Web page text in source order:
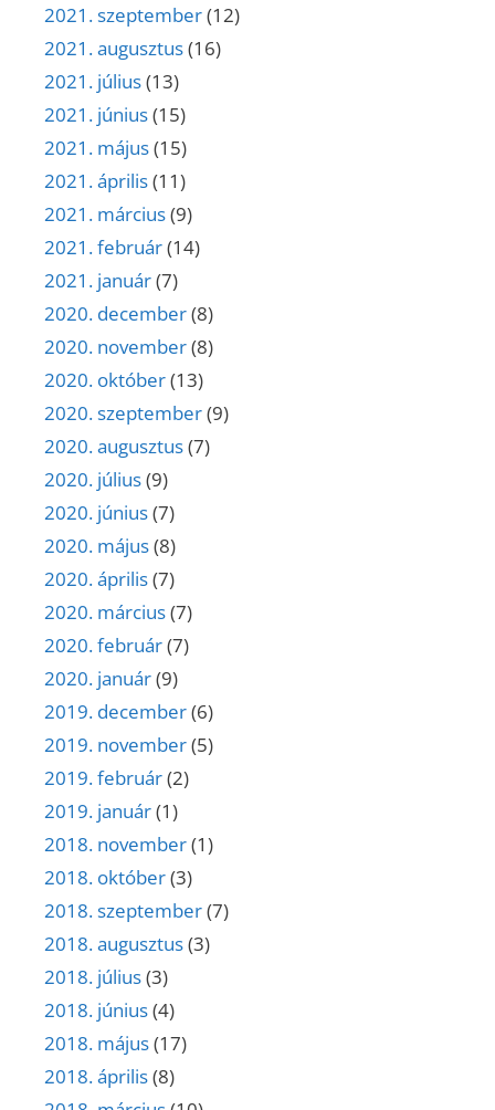
2021. szeptember(12)
2021. augusztus(16)
2021. július(13)
2021. június(15)
2021. május(15)
2021. április(11)
2021. március(9)
2021. február(14)
2021. január(7)
2020. december(8)
2020. november(8)
2020. október(13)
2020. szeptember(9)
2020. augusztus(7)
2020. július(9)
2020. június(7)
2020. május(8)
2020. április(7)
2020. március(7)
2020. február(7)
2020. január(9)
2019. december(6)
2019. november(5)
2019. február(2)
2019. január(1)
2018. november(1)
2018. október(3)
2018. szeptember(7)
2018. augusztus(3)
2018. július(3)
2018. június(4)
2018. május(17)
2018. április(8)